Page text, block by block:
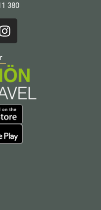
380
I
n
s
t
a
g
r
a
m